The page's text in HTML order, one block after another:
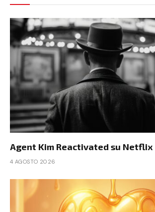
Agent Kim Reactivated su Netflix
4 AGOSTO 2026